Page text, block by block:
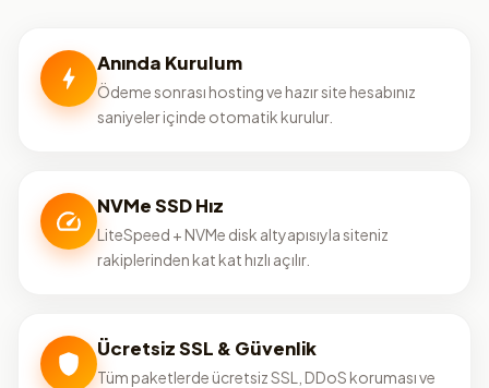
Anında Kurulum
Ödeme sonrası hosting ve hazır site hesabınız
saniyeler içinde otomatik kurulur.
NVMe SSD Hız
LiteSpeed + NVMe disk altyapısıyla siteniz
rakiplerinden kat kat hızlı açılır.
Ücretsiz SSL & Güvenlik
Tüm paketlerde ücretsiz SSL, DDoS koruması ve